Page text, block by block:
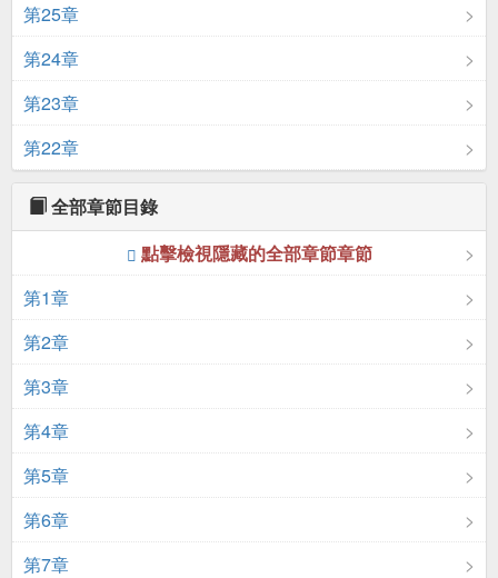
第25章
第24章
第23章
第22章
全部章節目錄
點擊檢視隱藏的全部章節章節
第1章
第2章
第3章
第4章
第5章
第6章
第7章